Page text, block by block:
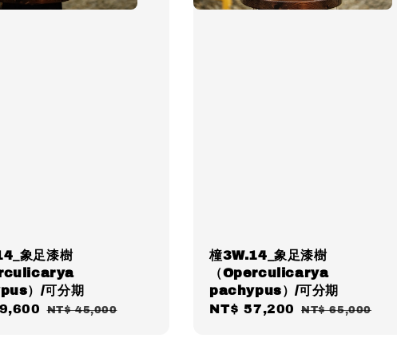
象足漆樹
）/可分期
Regular
NT$ 45,000
橦3W.14_象足漆樹
（Operculicarya
pachypus）/可分期
Sale
NT$ 57,200 Regular
NT$ 65,000